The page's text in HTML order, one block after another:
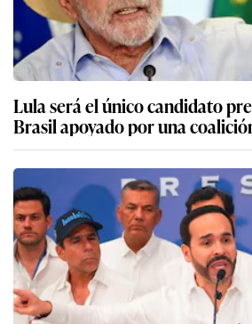
Lula será el único candidato
Brasil apoyado por una